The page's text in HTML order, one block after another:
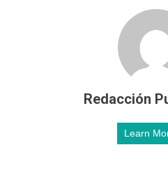
Redacción
Learn